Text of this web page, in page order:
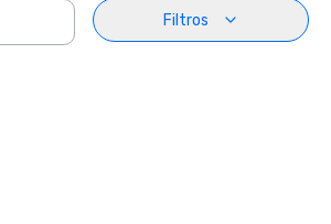
Filtros